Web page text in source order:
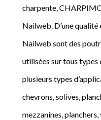
charpente,
Nailweb. D’une
Nailweb sont des
utilisées sur tous types
plusieurs types
chevrons, solives,
mezzanines,